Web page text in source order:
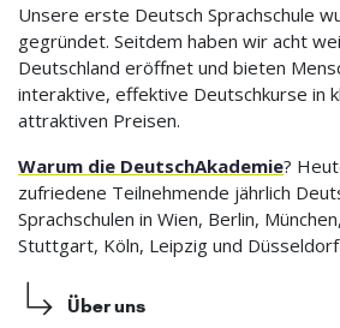
Unsere erste Deutsch Sprachschule
gegründet. Seitdem haben wir acht
Deutschland eröffnet und bieten
interaktive, effektive Deutschkurse in
attraktiven Preisen.
Warum die DeutschAkademie?
zufriedene Teilnehmende jährlich
Sprachschulen in Wien, Berlin,
Stuttgart, Köln, Leipzig und
Über uns